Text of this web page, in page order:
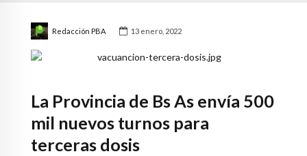
Redacción PBA 13 enero, 2022
La Provincia de Bs As envía 500
mil nuevos turnos para
terceras dosis